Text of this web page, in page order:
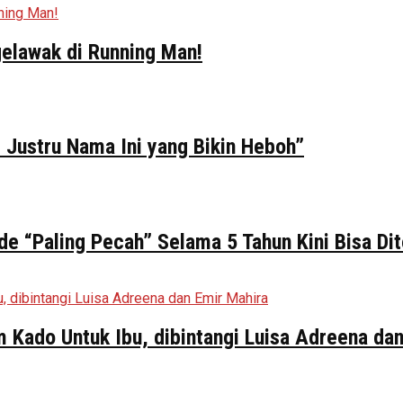
di Running Man!
Nama Ini yang Bikin Heboh”
“Paling Pecah” Selama 5 Tahun Kini Bisa
Untuk Ibu, dibintangi Luisa Adreena